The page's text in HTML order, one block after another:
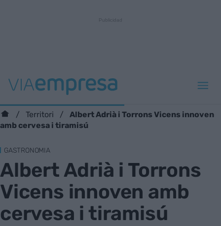
Territori
Albert Adrià i Torrons Vicens innoven
amb cervesa i tiramisú
GASTRONOMIA
Albert Adrià i Torrons
Vicens innoven amb
cervesa i tiramisú